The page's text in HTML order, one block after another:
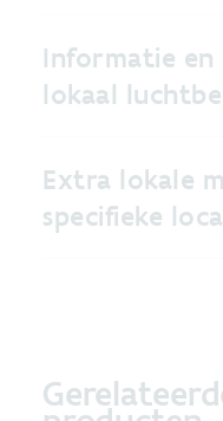
Informatie
lokaal
Extra lokale
specifieke